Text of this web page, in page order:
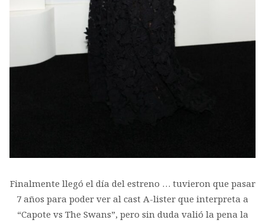
Finalmente llegó el día del estreno … tuvieron que pasar
7 años para poder ver al cast A-lister que interpreta a
“Capote vs The Swans”, pero sin duda valió la pena la